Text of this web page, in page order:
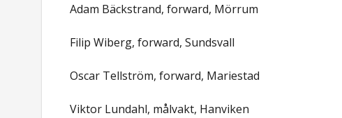
Adam Bäckstrand, forward, Mörrum
Filip Wiberg, forward, Sundsvall
Oscar Tellström, forward, Mariestad
Viktor Lundahl, målvakt, Hanviken